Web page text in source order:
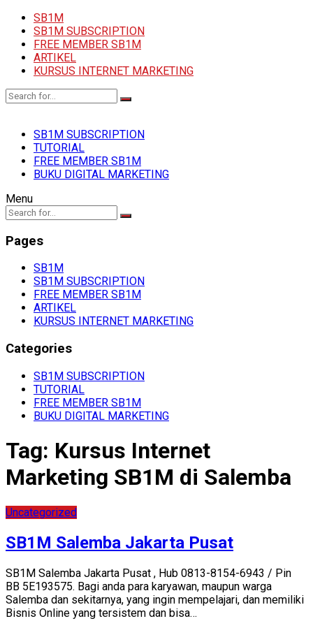
SB1M
SB1M SUBSCRIPTION
FREE MEMBER SB1M
ARTIKEL
KURSUS INTERNET MARKETING
SB1M SUBSCRIPTION
TUTORIAL
FREE MEMBER SB1M
BUKU DIGITAL MARKETING
Menu
Pages
SB1M
SB1M SUBSCRIPTION
FREE MEMBER SB1M
ARTIKEL
KURSUS INTERNET MARKETING
Categories
SB1M SUBSCRIPTION
TUTORIAL
FREE MEMBER SB1M
BUKU DIGITAL MARKETING
Tag: Kursus Internet
Marketing SB1M di Salemba
Uncategorized
SB1M Salemba Jakarta Pusat
SB1M Salemba Jakarta Pusat , Hub 0813-8154-6943 / Pin
BB 5E193575. Bagi anda para karyawan, maupun warga
Salemba dan sekitarnya, yang ingin mempelajari, dan memiliki
Bisnis Online yang tersistem dan bisa…